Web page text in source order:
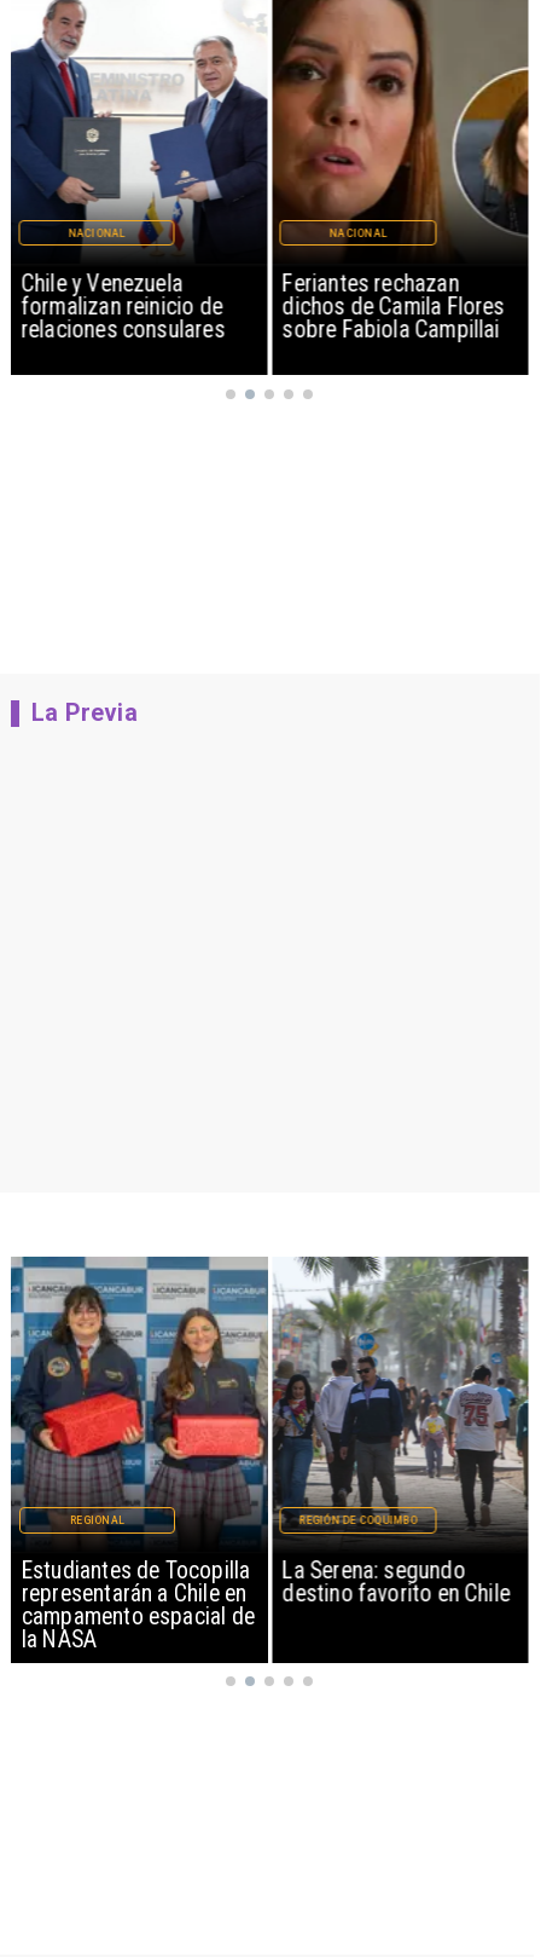
Chile y Venezuela
formalizan reinicio de
relaciones consulares
NACIONAL
Feriantes rechazan
dichos de Camila Flores
sobre Fabiola Campillai
NACIONAL
La Previa
Estudiantes de Tocopilla
representarán a Chile en
campamento espacial de
la NASA
REGIONAL
La Serena: segundo
destino favorito en Chile
REGIÓN DE COQUIMBO